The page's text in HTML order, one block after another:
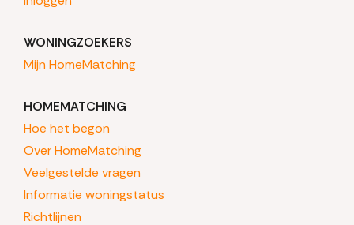
WONINGZOEKERS
Mijn HomeMatching
HOMEMATCHING
Hoe het begon
Over HomeMatching
Veelgestelde vragen
Informatie woningstatus
Richtlijnen